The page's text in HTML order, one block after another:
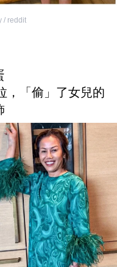
/ reddit
，「偷」了女兒的